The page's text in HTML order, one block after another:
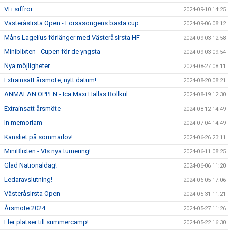
VI i siffror 2024-09-10 14:25
VästeråsIrsta Open - Försäsongens bästa cup 2024-09-06 08:12
Måns Lagelius förlänger med VästeråsIrsta HF 2024-09-03 12:58
Miniblixten - Cupen för de yngsta 2024-09-03 09:54
Nya möjligheter 2024-08-27 08:11
Extrainsatt årsmöte, nytt datum! 2024-08-20 08:21
ANMÄLAN ÖPPEN - Ica Maxi Hällas Bollkul 2024-08-19 12:30
Extrainsatt årsmöte 2024-08-12 14:49
In memoriam 2024-07-04 14:49
Kansliet på sommarlov! 2024-06-26 23:11
MiniBlixten - VIs nya turnering! 2024-06-11 08:25
Glad Nationaldag! 2024-06-06 11:20
Ledaravslutning! 2024-06-05 17:06
VästeråsIrsta Open 2024-05-31 11:21
Årsmöte 2024 2024-05-27 11:26
Fler platser till summercamp! 2024-05-22 16:30